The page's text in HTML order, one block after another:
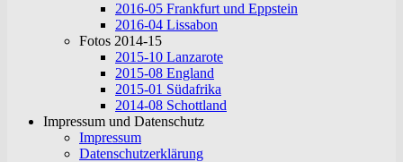
2016-05 Frankfurt und Eppstein
2016-04 Lissabon
Fotos 2014-15
2015-10 Lanzarote
2015-08 England
2015-01 Südafrika
2014-08 Schottland
Impressum und Datenschutz
Impressum
Datenschutzerklärung